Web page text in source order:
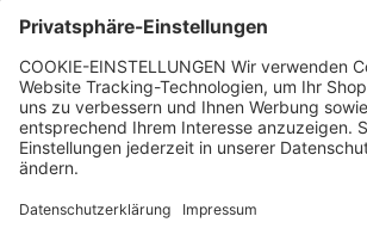
Kontakt
Kategorien